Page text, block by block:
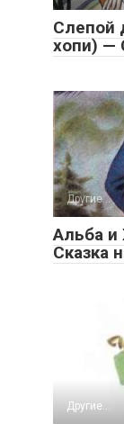
Слепой
хопи) —
Другие...
Альба и
Сказка
Другие...